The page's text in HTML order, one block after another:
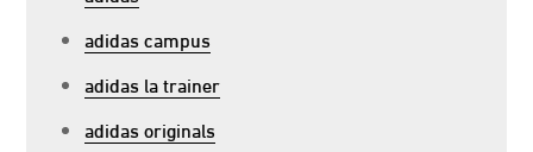
adidas campus
adidas la trainer
adidas originals